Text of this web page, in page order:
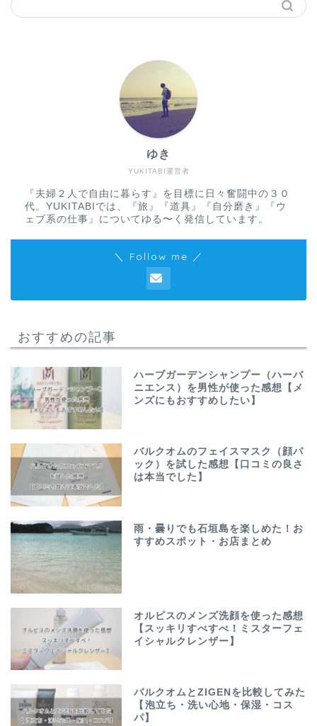
YUKITABI運営者
ゆき
『夫婦２人で自由に暮らす』を目標に日々奮闘中の３０
代。YUKITABIでは、『旅』『道具』『自分磨き』『ウ
ェブ系の仕事』についてゆる〜く発信しています。
＼ Follow me ／
おすすめの記事
ハーブガーデンシャンプー（ハーバ
ニエンス）を男性が使った感想【メ
ンズにもおすすめしたい】
バルクオムのフェイスマスク（顔パ
ック）を試した感想【口コミの良さ
は本当でした】
雨・曇りでも石垣島を楽しめた！お
すすめスポット・お店まとめ
オルビスのメンズ洗顔を使った感想
【スッキリすべすべ！ミスターフェ
イシャルクレンザー】
バルクオムとZIGENを比較してみた
【泡立ち・洗い心地・保湿・コス
パ】